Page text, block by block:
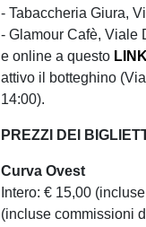
- Tabaccheria Giura,
- Glamour Cafè, Viale
e online a questo LINK
attivo il botteghino
14:00).
PREZZI DEI
Curva Ovest
Intero: € 15,00
(incluse commissioni